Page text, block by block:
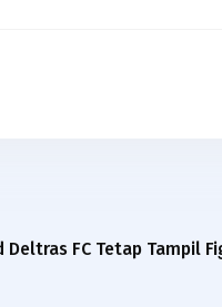
Deltras FC Tetap Tampil